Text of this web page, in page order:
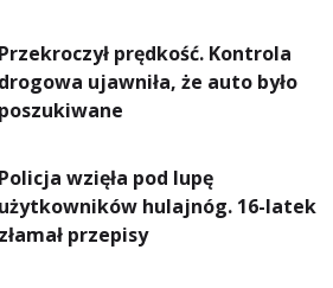
Przekroczył prędkość. Kontrola
drogowa ujawniła, że auto było
poszukiwane
Policja wzięła pod lupę
użytkowników hulajnóg. 16-latek
złamał przepisy